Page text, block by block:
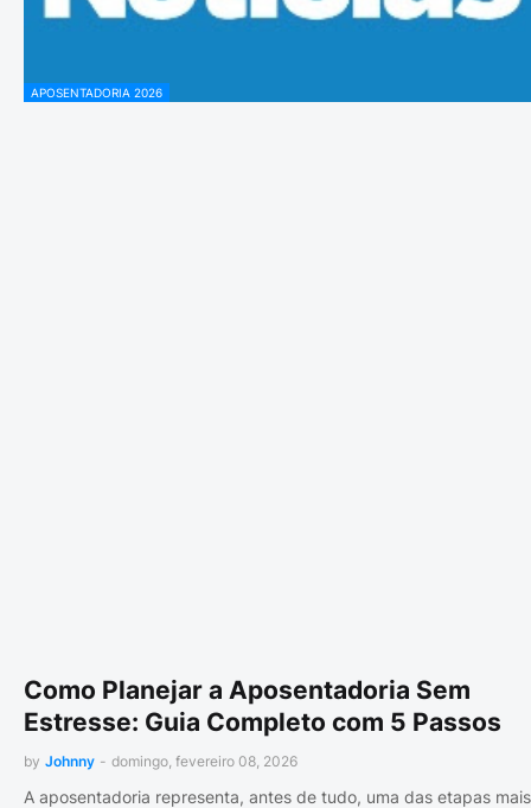
APOSENTADORIA 2026
Como Planejar a Aposentadoria Sem
Estresse: Guia Completo com 5 Passos
by Johnny - domingo, fevereiro 08, 2026
A aposentadoria representa, antes de tudo, uma das etapas mais